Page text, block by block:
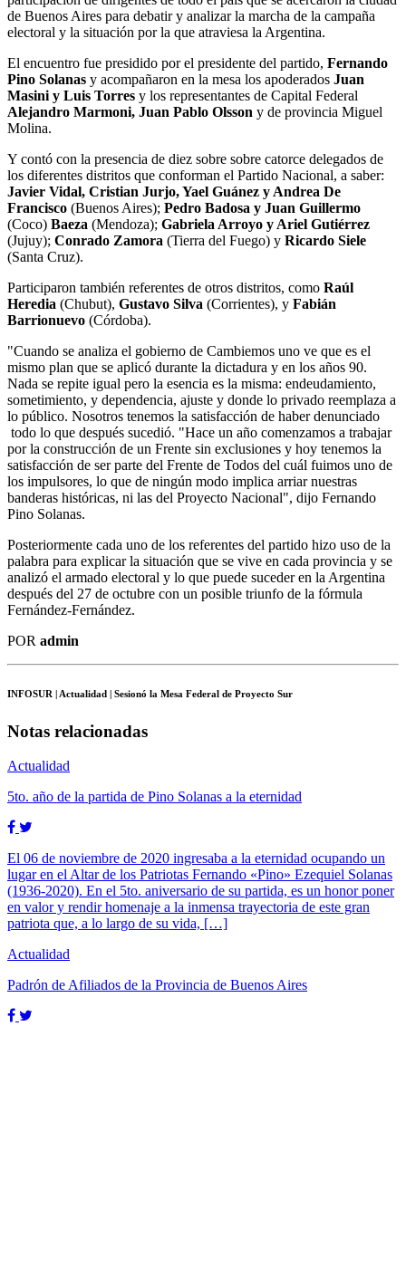
de Buenos Aires para debatir y analizar la marcha de la campaña
electoral y la situación por la que atraviesa la Argentina.
El encuentro fue presidido por el presidente del partido, Fernando
Pino Solanas y acompañaron en la mesa los apoderados Juan
Masini y Luis Torres y los representantes de Capital Federal
Alejandro Marmoni, Juan Pablo Olsson y de provincia Miguel
Molina.
Y contó con la presencia de diez sobre sobre catorce delegados de
los diferentes distritos que conforman el Partido Nacional, a saber:
Javier Vidal, Cristian Jurjo, Yael Guánez y Andrea De
Francisco (Buenos Aires); Pedro Badosa y Juan Guillermo
(Coco) Baeza (Mendoza); Gabriela Arroyo y Ariel Gutiérrez
(Jujuy); Conrado Zamora (Tierra del Fuego) y Ricardo Siele
(Santa Cruz).
Participaron también referentes de otros distritos, como Raúl
Heredia (Chubut), Gustavo Silva (Corrientes), y Fabián
Barrionuevo (Córdoba).
"Cuando se analiza el gobierno de Cambiemos uno ve que es el
mismo plan que se aplicó durante la dictadura y en los años 90.
Nada se repite igual pero la esencia es la misma: endeudamiento,
sometimiento, y dependencia, ajuste y donde lo privado reemplaza a
lo público. Nosotros tenemos la satisfacción de haber denunciado
todo lo que después sucedió. "Hace un año comenzamos a trabajar
por la construcción de un Frente sin exclusiones y hoy tenemos la
satisfacción de ser parte del Frente de Todos del cuál fuimos uno de
los impulsores, lo que de ningún modo implica arriar nuestras
banderas históricas, ni las del Proyecto Nacional", dijo Fernando
Pino Solanas.
Posteriormente cada uno de los referentes del partido hizo uso de la
palabra para explicar la situación que se vive en cada provincia y se
analizó el armado electoral y lo que puede suceder en la Argentina
después del 27 de octubre con un posible triunfo de la fórmula
Fernández-Fernández.
POR admin
INFOSUR | Actualidad | Sesionó la Mesa Federal de Proyecto Sur
Notas relacionadas
Actualidad
5to. año de la partida de Pino Solanas a la eternidad
El 06 de noviembre de 2020 ingresaba a la eternidad ocupando un
lugar en el Altar de los Patriotas Fernando «Pino» Ezequiel Solanas
(1936-2020). En el 5to. aniversario de su partida, es un honor poner
en valor y rendir homenaje a la inmensa trayectoria de este gran
patriota que, a lo largo de su vida, […]
Actualidad
Padrón de Afiliados de la Provincia de Buenos Aires